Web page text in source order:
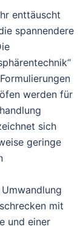
enttäuscht
spannendere
werden für
sich
geringe
mit
und einer